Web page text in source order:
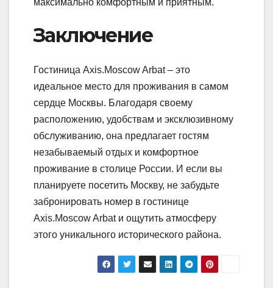
максимально комфортным и приятным.
Заключение
Гостиница Axis.Moscow Arbat – это
идеальное место для проживания в самом
сердце Москвы. Благодаря своему
расположению, удобствам и эксклюзивному
обслуживанию, она предлагает гостям
незабываемый отдых и комфортное
проживание в столице России. И если вы
планируете посетить Москву, не забудьте
забронировать номер в гостинице
Axis.Moscow Arbat и ощутить атмосферу
этого уникального исторического района.